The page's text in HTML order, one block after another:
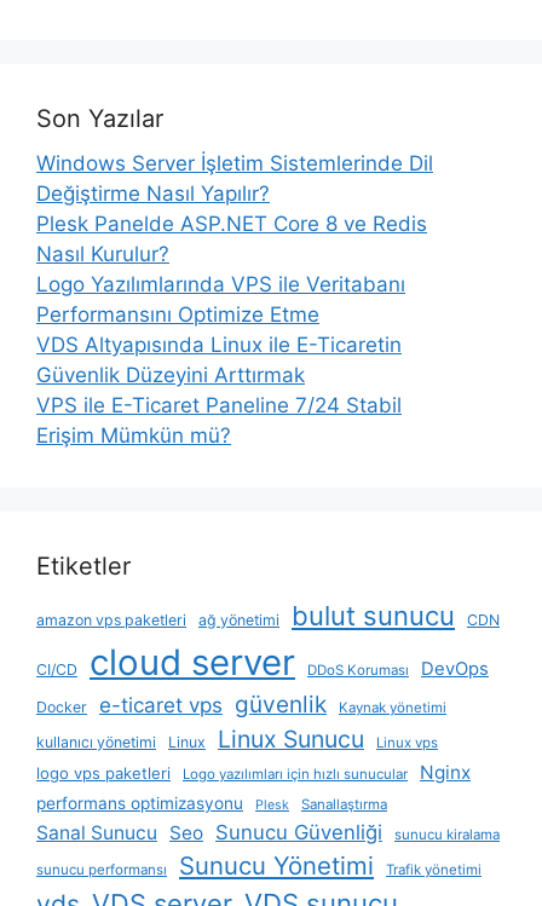
Son Yazılar
Windows Server İşletim Sistemlerinde Dil
Değiştirme Nasıl Yapılır?
Plesk Panelde ASP.NET Core 8 ve Redis
Nasıl Kurulur?
Logo Yazılımlarında VPS ile Veritabanı
Performansını Optimize Etme
VDS Altyapısında Linux ile E-Ticaretin
Güvenlik Düzeyini Arttırmak
VPS ile E-Ticaret Paneline 7/24 Stabil
Erişim Mümkün mü?
Etiketler
amazon vps paketleri ağ yönetimi bulut sunucu CDN
CI/CD cloud server DDoS Koruması DevOps
Docker e-ticaret vps güvenlik Kaynak yönetimi
kullanıcı yönetimi Linux Linux Sunucu Linux vps
logo vps paketleri Logo yazılımları için hızlı sunucular Nginx
performans optimizasyonu Plesk Sanallaştırma
Sanal Sunucu Seo Sunucu Güvenliği sunucu kiralama
sunucu performansı Sunucu Yönetimi Trafik yönetimi